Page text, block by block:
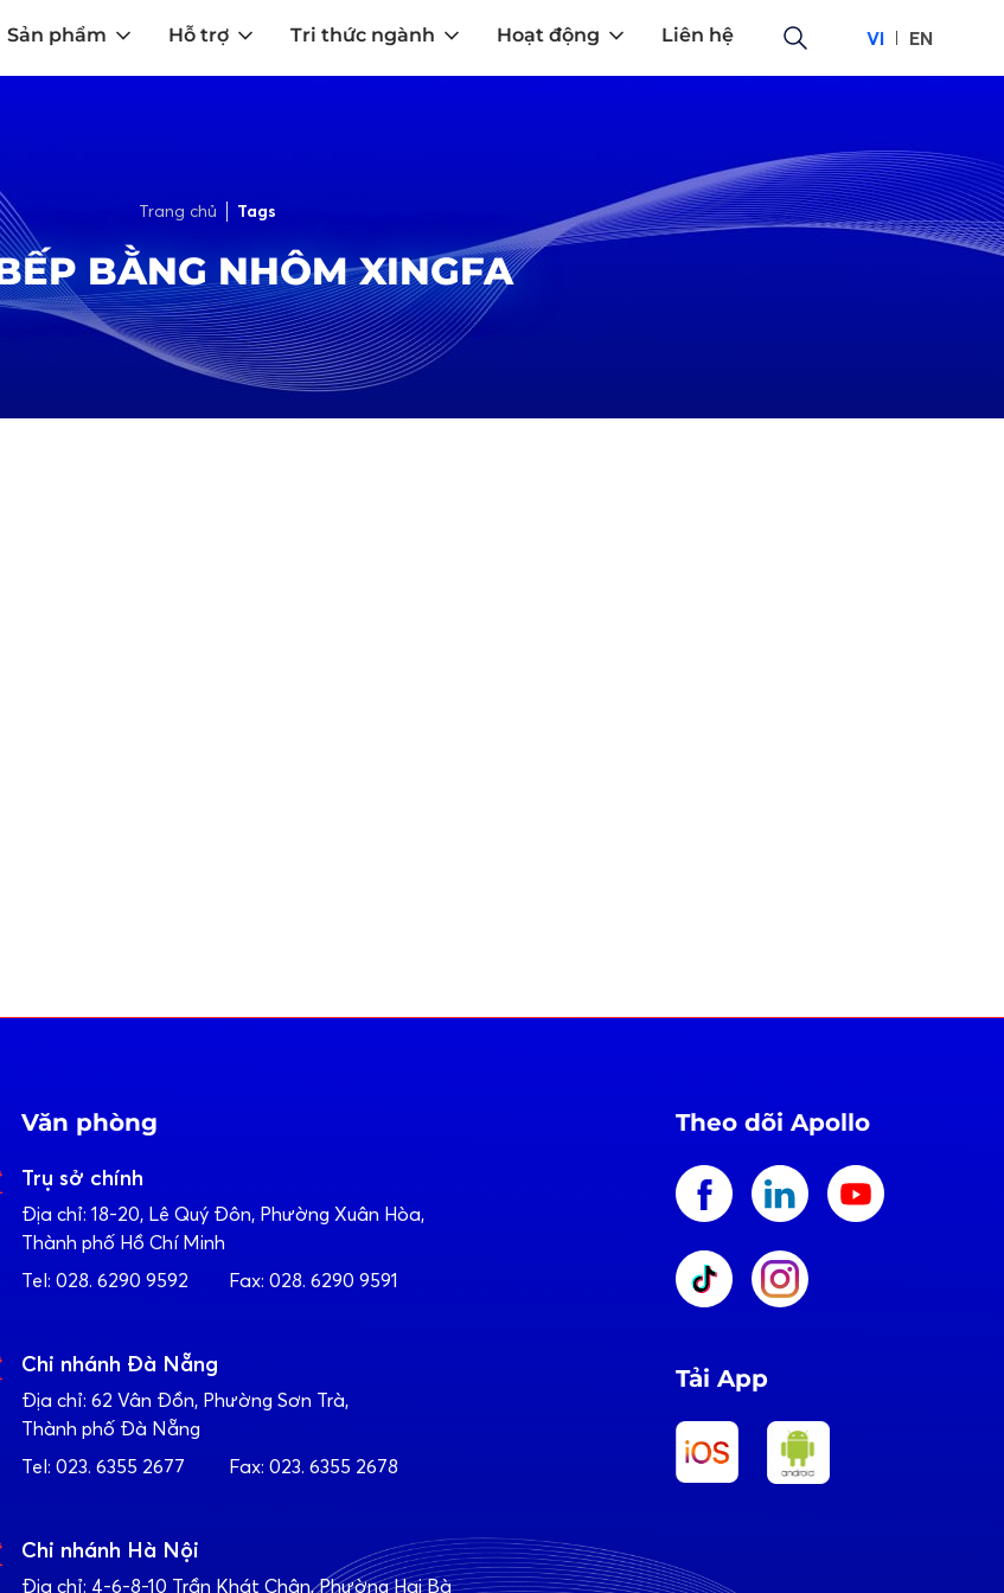
Sản phẩm Hỗ trợ Tri thức ngành Hoạt động Liên hệ VI EN
Trang chủ Tags
BẰNG NHÔM XINGFA
Văn phòng
Trụ sở chính
Địa chỉ: 18-20, Lê Quý Đôn, Phường Xuân Hòa,
Thành phố Hồ Chí Minh
Tel: 028. 6290 9592 Fax: 028. 6290 9591
Chi nhánh Đà Nẵng
Địa chỉ: 62 Vân Đồn, Phường Sơn Trà,
Thành phố Đà Nẵng
Tel: 023. 6355 2677 Fax: 023. 6355 2678
Chi nhánh Hà Nội
Địa chỉ: 4-6-8-10 Trần Khát Chân, Phường Hai Bà
Theo dõi Apollo
Tải App